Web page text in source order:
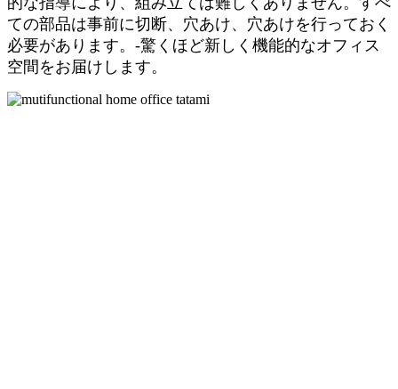
ての部品は事前に切断、穴あけ、穴あけを行っておく
必要があります。-驚くほど新しく機能的なオフィス
空間をお届けします。